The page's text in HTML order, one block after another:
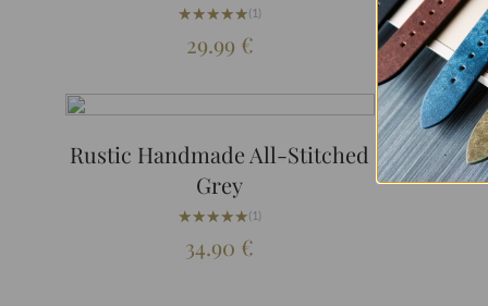
★★★★★
★★★★★(1)
29.99 €
Rustic Handmade All-Stitched
Grey
★★★★★
★★★★★(1)
34.90 €